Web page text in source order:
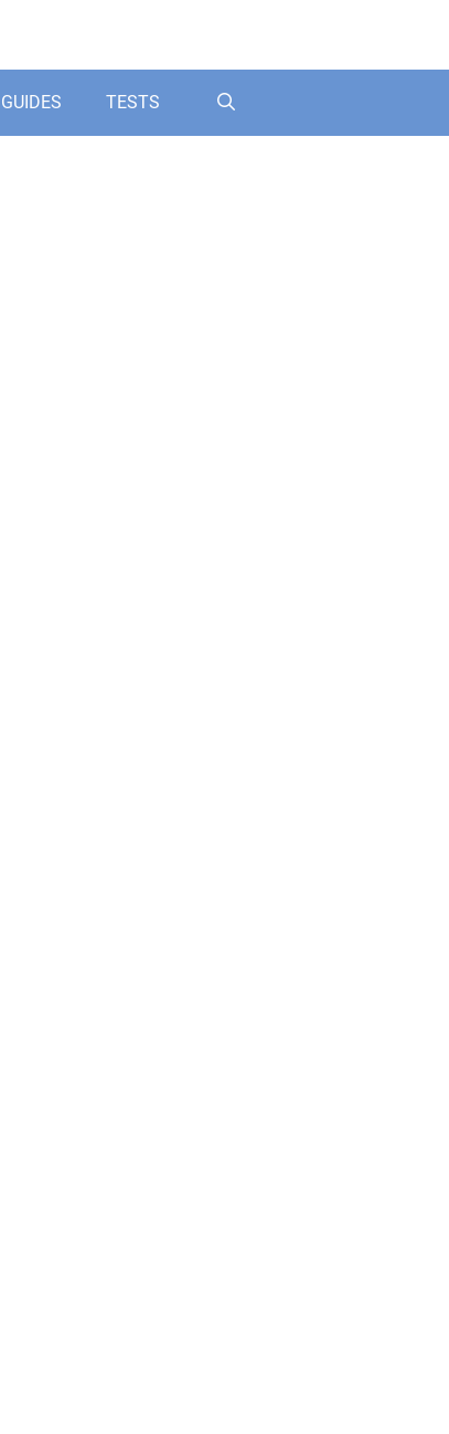
GUIDES TESTS